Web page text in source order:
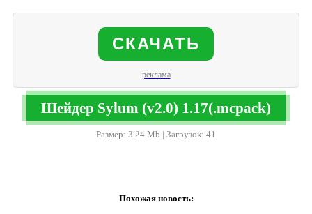
СКАЧАТЬ
реклама
Шейдер Sylum (v2.0) 1.17(.mcpack)
Размер: 3.24 Mb | Загрузок: 41
Похожая новость: